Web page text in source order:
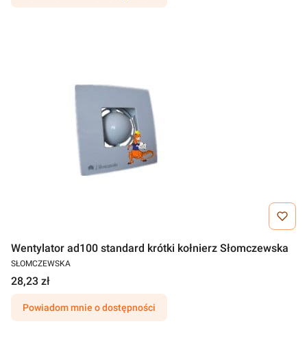
Wentylator ad100 standard krótki kołnierz Słomczewska
SŁOMCZEWSKA
28,23 zł
Powiadom mnie o dostępności